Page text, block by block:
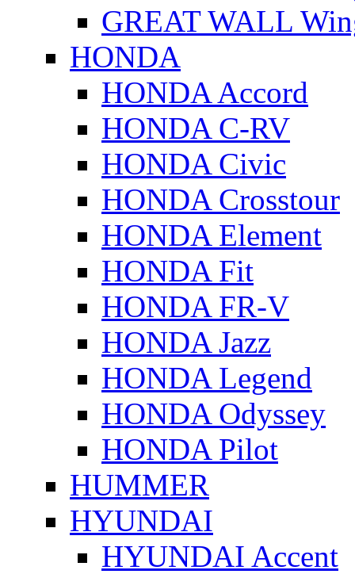
GREAT WALL
HONDA
HONDA Accord
HONDA C-RV
HONDA Civic
HONDA Crosstour
HONDA Element
HONDA Fit
HONDA FR-V
HONDA Jazz
HONDA Legend
HONDA Odyssey
HONDA Pilot
HUMMER
HYUNDAI
HYUNDAI Accent